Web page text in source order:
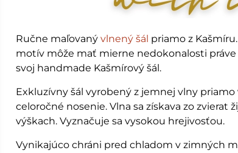
Ručne maľovanývlnený šál priamo z
motív môže mať mierne nedokonalosti práve
svoj handmade Kašmírový šál.
Exkluzívny šál vyrobený z jemnej vlny priamo
celoročné nosenie. Vlna sa získava zo
výškach. Vyznačuje sa vysokou hrejivosťou.
Vynikajúco chráni pred chladom v zimných